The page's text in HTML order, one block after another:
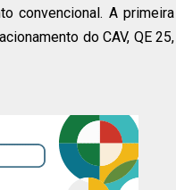
convencional. A primeira
do CAV, QE 25,